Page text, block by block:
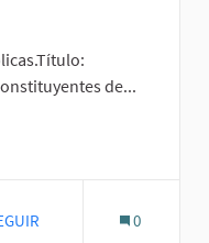
de...
Obras públicas
de Queretaro 2
0